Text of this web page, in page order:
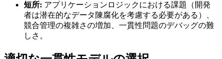
短所: アプリケーションロジックにおける課題（開発
者は潜在的なデータ陳腐化を考慮する必要がある）、
競合管理の複雑さの増加、一貫性問題のデバッグの難
しさ。